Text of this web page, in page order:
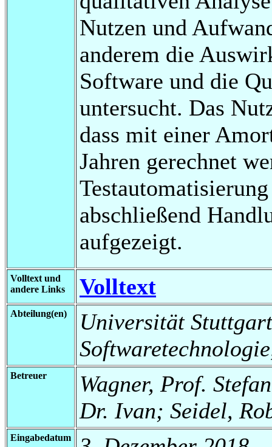
Nutzen und
anderem die
Software und die
untersucht. Das
dass mit einer
Jahren gerechnet
abschließend
aufgezeigt.
Volltext und
andere Links
Volltext
Abteilung(en)
Universität
Betreuer
Wagner, Prof.
Dr. Ivan; Seidel,
Eingabedatum